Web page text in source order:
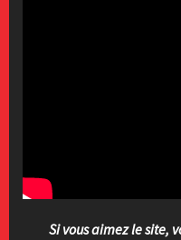
Si vous aimez le site,